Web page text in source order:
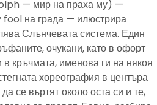
— мир на праха му) —
на града — илюстрира
Слънчевата система. Един
очукани, като в офорт
кръчмата, именова ги на някоя
хореография в центъра
се въртят около оста си и те,